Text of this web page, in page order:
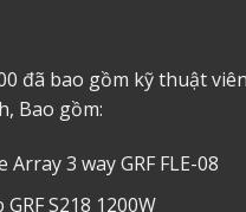
đã bao gồm kỹ thuật
Bao gồm:
Array 3 way GRF FLE-08
GRF S218 1200W